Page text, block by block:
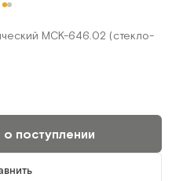
МСК-646.02 (стекло-
поступлении